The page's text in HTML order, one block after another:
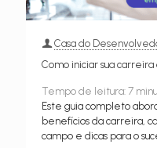
Casa do
Como iniciar sua
Tempo de leitura: 7
Este guia completo
benefícios da carreira,
campo e dicas para o